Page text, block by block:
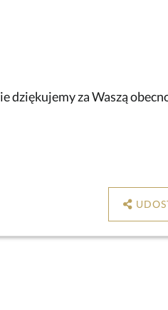
dziękujemy za Waszą